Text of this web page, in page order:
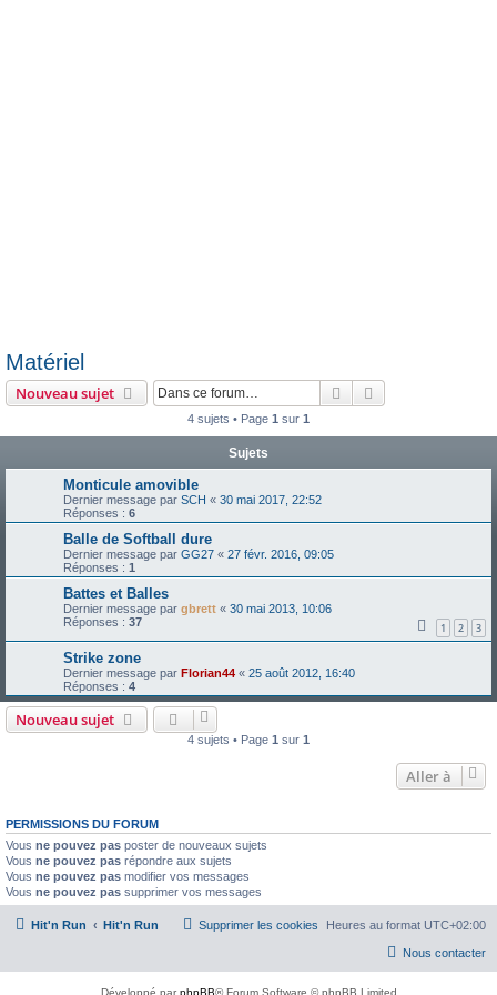
Matériel
Nouveau sujet Rechercher
4 sujets • Page 1 sur 1
Sujets
Monticule amovible
Dernier message par SCH « 30 mai 2017, 22:52
Réponses : 6
Balle de Softball dure
Dernier message par GG27 « 27 févr. 2016, 09:05
Réponses : 1
Battes et Balles
Dernier message par gbrett « 30 mai 2013, 10:06
Réponses : 37 1 2 3
Strike zone
Dernier message par Florian44 « 25 août 2012, 16:40
Réponses : 4
Nouveau sujet
4 sujets • Page 1 sur 1
Aller à
PERMISSIONS DU FORUM
Vous ne pouvez pas poster de nouveaux sujets
Vous ne pouvez pas répondre aux sujets
Vous ne pouvez pas modifier vos messages
Vous ne pouvez pas supprimer vos messages
Hit'n Run Hit'n Run Heures au format UTC+02:00
Supprimer les cookies
Nous contacter
Développé parphpBB® Forum Software © phpBB Limited